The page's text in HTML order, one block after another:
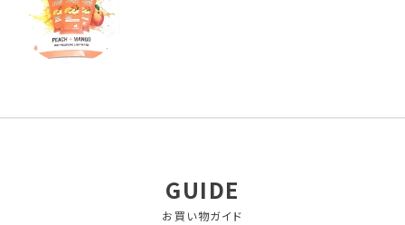
GUIDE
お買い物ガイド